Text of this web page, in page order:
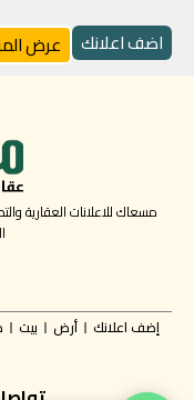
اضف اعلانك عرض
مسعاك للاعلانات العقارية
إضف اعلانك أرض بيت